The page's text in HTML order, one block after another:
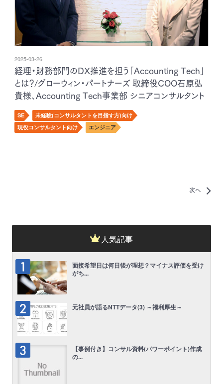
2025-03-26
経理・財務部門のDX推進を担う「Accounting Tech」
とは？/グローウィン・パートナーズ 取締役COO石原弘
貴様、Accounting Tech事業部 シニアコンサルタント
呉陽子様 インタビュー
SE
未経験(コンサルタントを目指す方)向け
現役コンサルタント向け
エンジニア
次へ
人気記事
面接希望日は何日後が理想？マイナス評価を受け
がち...
元社員が語るNTTデータ(3) ～福利厚生～
【事例付き】コンサル資料(パワーポイント)作成
の...